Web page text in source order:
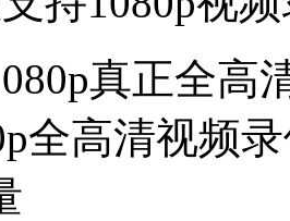
真正全高
全高清视频